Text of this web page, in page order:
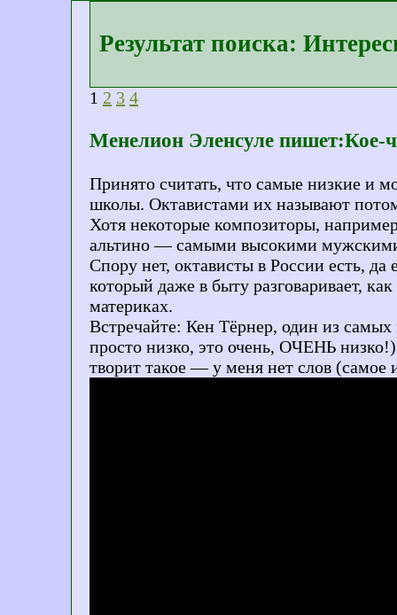
Результат поиска:
1 2 3 4
Менелион Эленсуле пишет:Кое-
Принято считать, что самые низкие и
школы. Октавистами их называют
Хотя некоторые композиторы,
альтино — самыми высокими мужскими
Спору нет, октависты в России есть,
который даже в быту разговаривает,
материках.
Встречайте: Кен Тёрнер, один из
просто низко, это очень, ОЧЕНЬ
творит такое — у меня нет слов (самое